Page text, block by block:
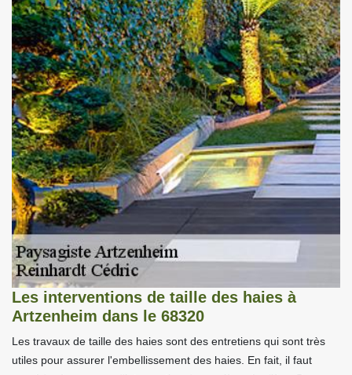
Les interventions de taille des haies à
Artzenheim dans le 68320
Les travaux de taille des haies sont des entretiens qui sont très
utiles pour assurer l'embellissement des haies. En fait, il faut